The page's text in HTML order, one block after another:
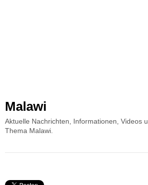
Malawi
Aktuelle Nachrichten, Informationen, Videos
Thema Malawi.